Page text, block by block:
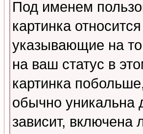
Под именем
картинка
указывающие на
на ваш статус в
картинка
обычно уникальна
зависит, включена